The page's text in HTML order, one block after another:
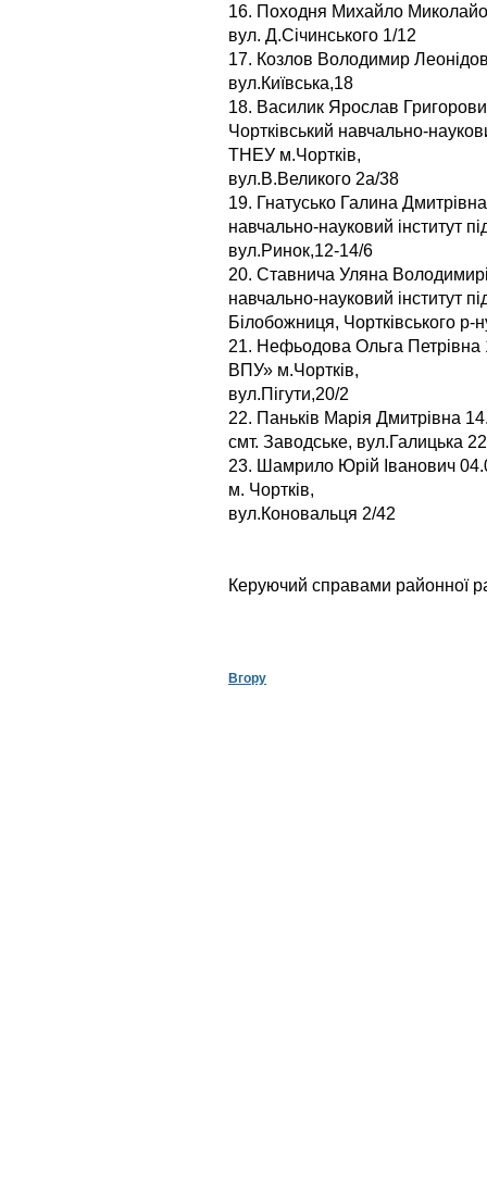
16. Походня Михайло
вул. Д.Січинського 1/12
17. Козлов Володимир
вул.Київська,18
18. Василик Ярослав
Чортківський навчально-
ТНЕУ м.Чортків,
вул.В.Великого 2а/38
19. Гнатусько Галина
навчально-науковий інститут
вул.Ринок,12-14/6
20. Ставнича Уляна
навчально-науковий інститут
Білобожниця, Чортківського р-
21. Нефьодова Ольга
ВПУ» м.Чортків,
вул.Пігути,20/2
22. Паньків Марія Дмитрівна
смт. Заводське, вул.Галицька
23. Шамрило Юрій Іванович
м. Чортків,
вул.Коновальця 2/42
Керуючий справами районної
Вгору